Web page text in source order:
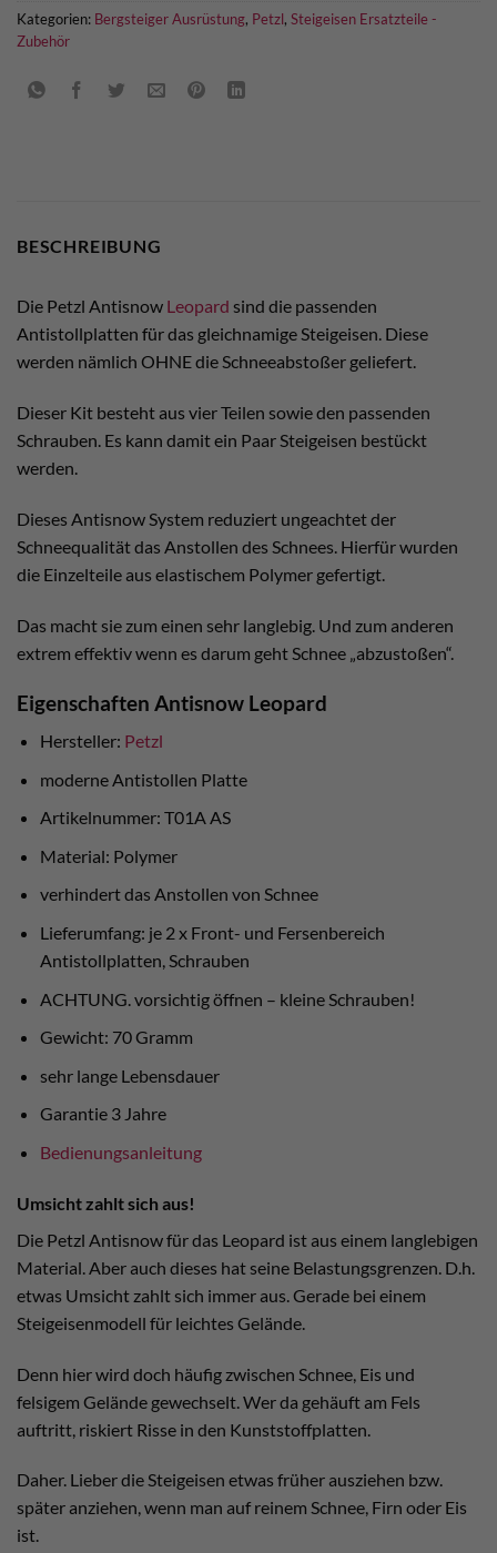
Kategorien: Bergsteiger Ausrüstung, Petzl, Steigeisen Ersatzteile -
Zubehör
BESCHREIBUNG
Die Petzl Antisnow Leopard sind die passenden
Antistollplatten für das gleichnamige Steigeisen. Diese
werden nämlich OHNE die Schneeabstoßer geliefert.
Dieser Kit besteht aus vier Teilen sowie den passenden
Schrauben. Es kann damit ein Paar Steigeisen bestückt
werden.
Dieses Antisnow System reduziert ungeachtet der
Schneequalität das Anstollen des Schnees. Hierfür wurden
die Einzelteile aus elastischem Polymer gefertigt.
Das macht sie zum einen sehr langlebig. Und zum anderen
extrem effektiv wenn es darum geht Schnee „abzustoßen“.
Eigenschaften Antisnow Leopard
Hersteller: Petzl
moderne Antistollen Platte
Artikelnummer: T01A AS
Material: Polymer
verhindert das Anstollen von Schnee
Lieferumfang: je 2 x Front- und Fersenbereich
Antistollplatten, Schrauben
ACHTUNG. vorsichtig öffnen – kleine Schrauben!
Gewicht: 70 Gramm
sehr lange Lebensdauer
Garantie 3 Jahre
Bedienungsanleitung
Umsicht zahlt sich aus!
Die Petzl Antisnow für das Leopard ist aus einem langlebigen
Material. Aber auch dieses hat seine Belastungsgrenzen. D.h.
etwas Umsicht zahlt sich immer aus. Gerade bei einem
Steigeisenmodell für leichtes Gelände.
Denn hier wird doch häufig zwischen Schnee, Eis und
felsigem Gelände gewechselt. Wer da gehäuft am Fels
auftritt, riskiert Risse in den Kunststoffplatten.
Daher. Lieber die Steigeisen etwas früher ausziehen bzw.
später anziehen, wenn man auf reinem Schnee, Firn oder Eis
ist.